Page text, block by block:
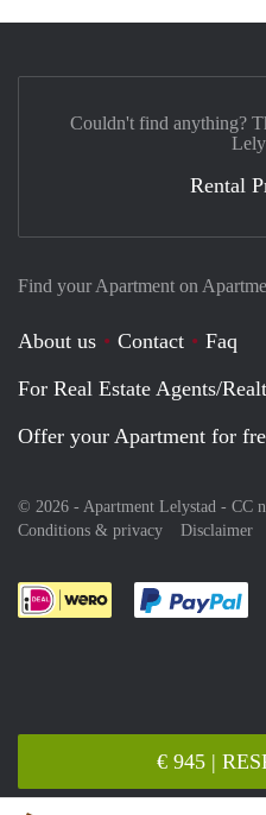
€ 945 |
Find your Apartment on
About us Contact
Faq
For Real Estate Agents/
Offer your Apartment for
© 2026 - Apartment Lelystad - CC
Conditions & privacy
Disclaimer
Couldn't find anything?
Rental